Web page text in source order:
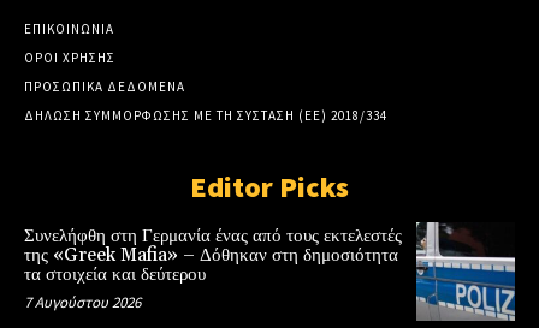
ΕΠΙΚΟΙΝΩΝΙΑ
ΟΡΟΙ ΧΡΗΣΗΣ
ΠΡΟΣΩΠΙΚΑ ΔΕΔΟΜΕΝΑ
ΔΗΛΩΣΗ ΣΥΜΜΟΡΦΩΣΗΣ ΜΕ ΤΗ ΣΥΣΤΑΣΗ (ΕΕ) 2018/334
Editor Picks
Συνελήφθη στη Γερμανία ένας από τους εκτελεστές
της «Greek Mafia» – Δόθηκαν στη δημοσιότητα
τα στοιχεία και δεύτερου
7 Αυγούστου 2026